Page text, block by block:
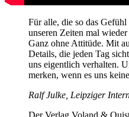
Für alle, die so das Gefühl
unseren Zeiten mal
Ganz ohne Attitüde. Mit
Details, die jeden Tag
uns eigentlich verhalten.
merken, wenn es uns
Ralf Julke, Leipziger
Der Verlag Voland &